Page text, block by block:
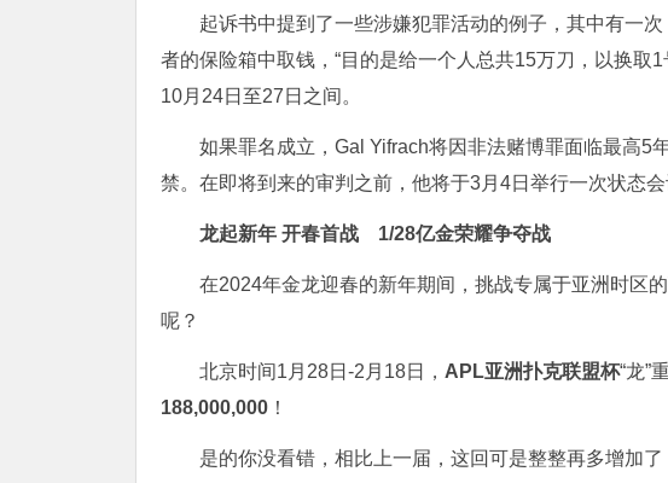
起诉书中提到了一些涉嫌犯罪活动的例子，其中有一
者的保险箱中取钱，“目的是给一个人总共15万刀，以换取
10月24日至27日之间。
如果罪名成立，Gal Yifrach将因非法赌博罪面临最高5
禁。在即将到来的审判之前，他将于3月4日举行一次状态会
龙起新年 开春首战 1/28亿金荣耀争夺战
在2024年金龙迎春的新年期间，挑战专属于亚洲时区
呢？
北京时间1月28日-2月18日， APL亚洲扑克联盟杯“龙”
188,000,000 ！
是的你没看错，相比上一届，这回可是整整再多增加了